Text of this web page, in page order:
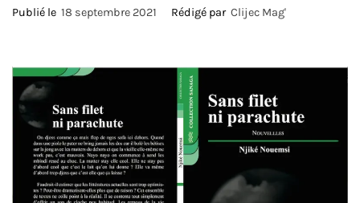
Publié le 18 septembre 2021 Rédigé par Clijec Mag'